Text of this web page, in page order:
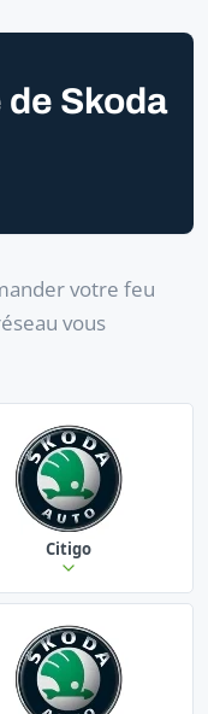
Skoda
votre feu
vous
Citigo